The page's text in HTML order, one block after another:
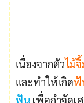
เนื่องจากตัวไม้
และทำให้เกิดฟั
ฟันเพื่อกำจัดเ